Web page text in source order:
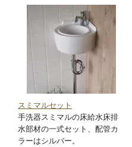
スミマルセット
手洗器スミマルの床給水床排
水部材の一式セット、配管カ
ラーはシルバー。